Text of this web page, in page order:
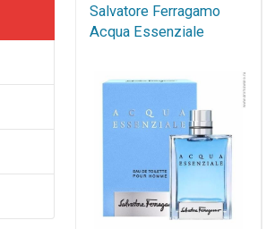
Salvatore Ferragamo
Acqua Essenziale